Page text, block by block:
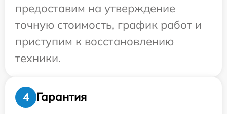
предоставим на утверждение
точную стоимость, график работ и
приступим к восстановлению
техники.
4
Гарантия